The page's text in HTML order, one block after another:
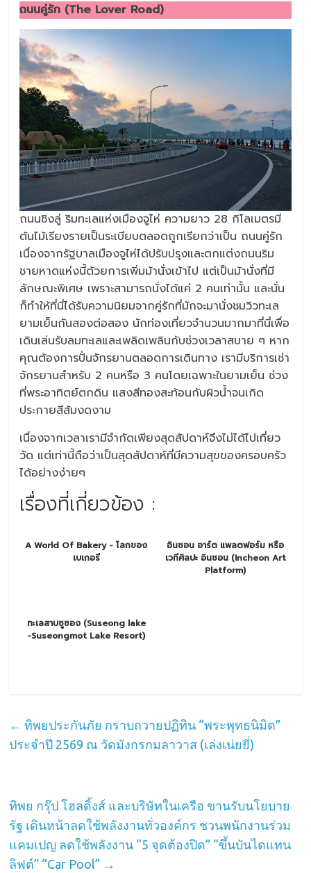
ถนนคู่รัก (The Lover Road)
ถนนชิงลู่ ริมทะเลแห่งเมืองจูไห่ ความยาว 28 กิโลเมตรมี
ต้นไม้เรียงรายเป็นระเบียบตลอดถูกเรียกว่าเป็น ถนนคู่รัก
เนื่องจากรัฐบาลเมืองจูไห่ได้ปรับปรุงและตกแต่งถนนริม
ชายหาดแห่งนี้ด้วยการเพิ่มม้านั่งเข้าไป แต่เป็นม้านั่งที่มี
ลักษณะพิเศษ เพราะสามารถนั่งได้แค่ 2 คนเท่านั้น และนั่น
ก็ทำให้ที่นี่ได้รับความนิยมจากคู่รักที่มักจะมานั่งชมวิวทะเล
ยามเย็นกันสองต่อสอง นักท่องเที่ยวจำนวนมากมาที่นี่เพื่อ
เดินเล่นรับลมทะเลและเพลิดเพลินกับช่วงเวลาสบาย ๆ หาก
คุณต้องการปั่นจักรยานตลอดการเดินทาง เรามีบริการเช่า
จักรยานสำหรับ 2 คนหรือ 3 คนโดยเฉพาะในยามเย็น ช่วง
ที่พระอาทิตย์ตกดิน แสงสีทองสะท้อนกับผิวน้ำจนเกิด
ประกายสีส้มงดงาม
เนื่องจากเวลาเรามีจำกัดเพียงสุดสัปดาห์จึงไม่ได้ไปเที่ยว
วัด แต่เท่านี้ถือว่าเป็นสุดสัปดาห์ที่มีความสุขของครอบครัว
ได้อย่างง่ายๆ
เรื่องที่เกี่ยวข้อง :
A World Of Bakery - โลกของ
เบเกอรี
อินชอน อาร์ต แพลตฟอร์ม หรือ
เวทีศิลปะ อินชอน (Incheon Art
Platform)
ทะเลสาบซูซอง (Suseong lake
-Suseongmot Lake Resort)
← ทิพยประกันภัย กราบถวายปฏิทิน “พระพุทธนิมิต”
ประจำปี 2569 ณ วัดมังกรกมลาวาส (เล่งเน่ยยี่)
ทิพย กรุ๊ป โฮลดิ้งส์ และบริษัทในเครือ ขานรับนโยบาย
รัฐ เดินหน้าลดใช้พลังงานทั่วองค์กร ชวนพนักงานร่วม
แคมเปญ ลดใช้พลังงาน “5 จุดต้องปิด” “ขึ้นบันไดแทน
ลิฟต์” “Car Pool” →